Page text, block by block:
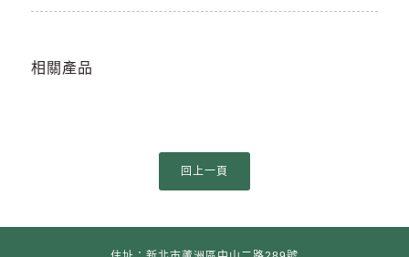
相關產品